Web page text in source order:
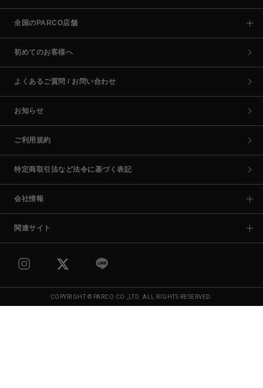
全国のPARCO店舗
初めてのお客様へ
よくあるご質問 / お問い合わせ
お知らせ
ご利用規約
特定商取引法など法令に基づく表記
会社情報
関連サイト
COPYRIGHT © PARCO CO.,LTD. ALL RIGHTS RESERVED.